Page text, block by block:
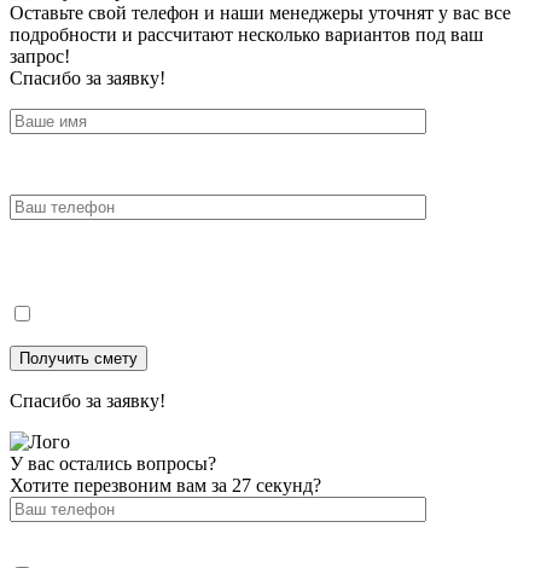
Оставьте свой телефон и наши менеджеры уточнят у вас все
подробности и рассчитают несколько вариантов под ваш
запрос!
Спасибо за заявку!
Спасибо за заявку!
У вас остались вопросы?
Хотите перезвоним вам за 27 секунд?